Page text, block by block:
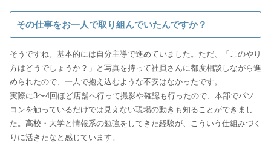
その仕事をお一人で取り組んでいたんですか？
そうですね。基本的には自分主導で進めていました。ただ、「このやり
方はどうでしょうか？」と写真を持って社員さんに都度相談しながら進
められたので、一人で抱え込むような不安はなかったです。
実際に3〜4回ほど店舗へ行って撮影や確認も行ったので、本部でパソ
コンを触っているだけでは見えない現場の動きも知ることができまし
た。高校・大学と情報系の勉強をしてきた経験が、こういう仕組みづく
りに活きたなと感じています。